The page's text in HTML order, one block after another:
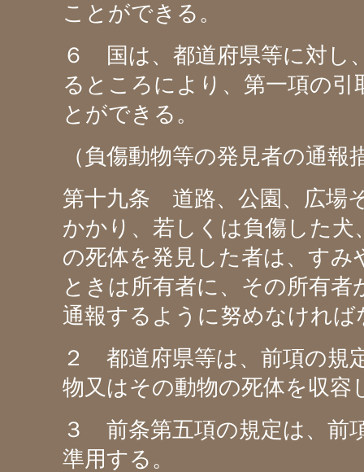
ことができる。
６ 国は、都道府県等に対し
るところにより、第一項の
とができる。
（負傷動物等の発見者の通報
第十九条 道路、公園、広場
かかり、若しくは負傷した
の死体を発見した者は、す
ときは所有者に、その所有
通報するように努めなければ
２ 都道府県等は、前項の規
物又はその動物の死体を収容
３ 前条第五項の規定は、前
準用する。